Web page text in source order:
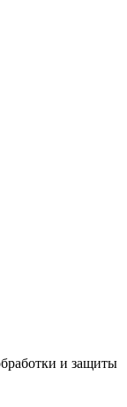
и защиты